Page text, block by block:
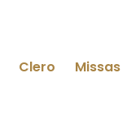
Clero Missas